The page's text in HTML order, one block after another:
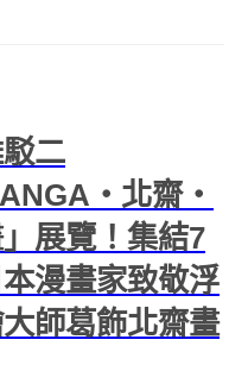
二
北齋‧
展覽！集結7
漫畫家致敬浮
師葛飾北齋畫